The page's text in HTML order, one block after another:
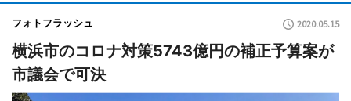
フォトフラッシュ 2020.05.15
横浜市のコロナ対策5743億円の補正予算案が
市議会で可決